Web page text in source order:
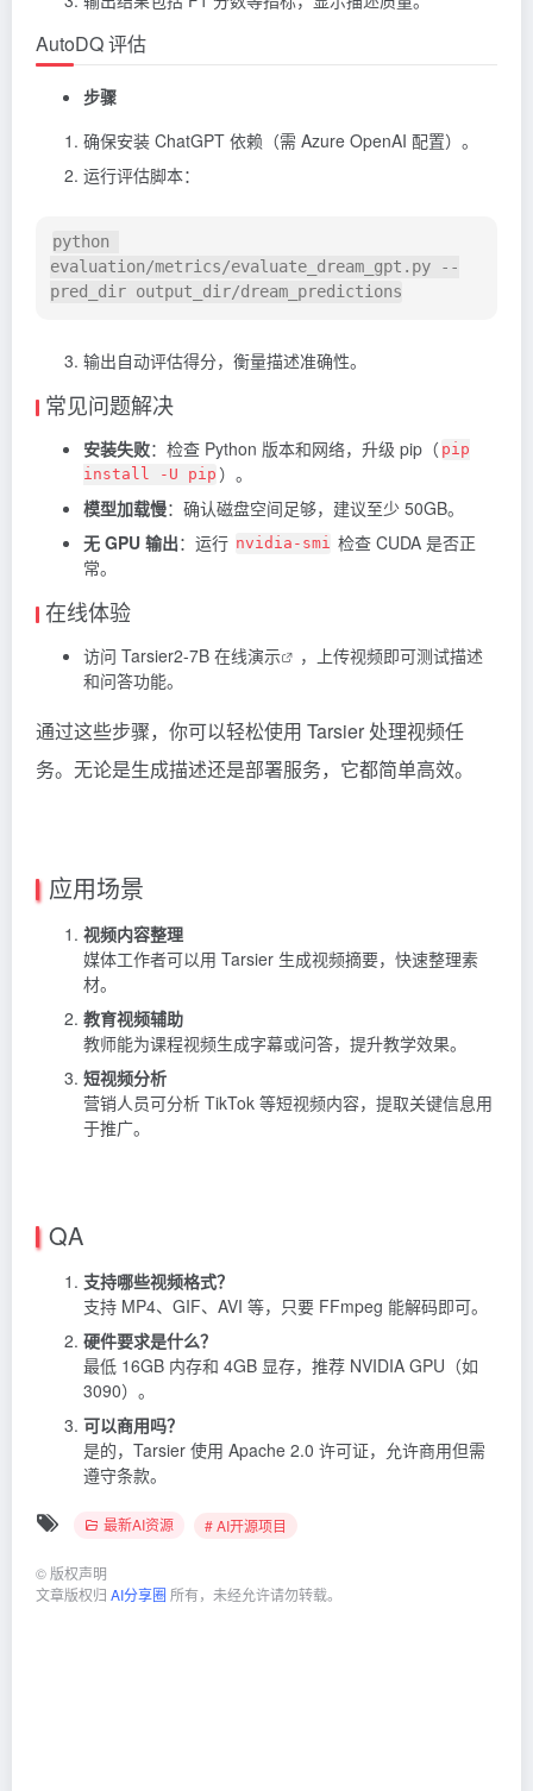
AutoDQ 评估
步骤
确保安装 ChatGPT 依赖（需 Azure OpenAI 配置）。
运行评估脚本：
python
evaluation/metrics/evaluate_dream_gpt.py --
输出自动评估得分，衡量描述准确性。
常见问题解决
安装失败：检查 Python 版本和网络，升级 pip（ pip
install -U pip ）。
模型加载慢：确认磁盘空间足够，建议至少 50GB。
无 GPU 输出：运行 nvidia-smi 检查 CUDA 是否正
常。
在线体验
访问 Tarsier2-7B 在线演示
，上传视频即可测试描述
和问答功能。
通过这些步骤，你可以轻松使用 Tarsier 处理视频任
务。无论是生成描述还是部署服务，它都简单高效。
应用场景
视频内容整理
媒体工作者可以用 Tarsier 生成视频摘要，快速整理素
材。
教育视频辅助
教师能为课程视频生成字幕或问答，提升教学效果。
短视频分析
营销人员可分析 TikTok 等短视频内容，提取关键信息用
于推广。
QA
支持哪些视频格式？
支持 MP4、GIF、AVI 等，只要 FFmpeg 能解码即可。
硬件要求是什么？
最低 16GB 内存和 4GB 显存，推荐 NVIDIA GPU（如
3090）。
可以商用吗？
是的，Tarsier 使用 Apache 2.0 许可证，允许商用但需
遵守条款。
最新AI资源 # AI开源项目
© 版权声明
文章版权归 AI分享圈 所有，未经允许请勿转载。